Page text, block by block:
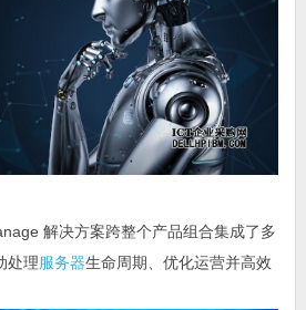
解决方案跨整个产品组合集成了多
处理服务器生命周期、优化运营并高效